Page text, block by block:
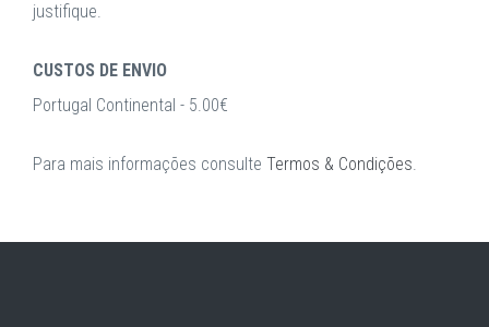
justifique.
CUSTOS DE ENVIO
Portugal Continental - 5.00€
Para mais informações consulte Termos & Condições.